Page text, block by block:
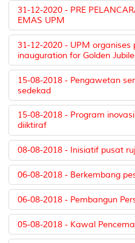
31-12-2020 - PRE
EMAS UPM
31-12-2020 - UPM
inauguration for Golden
15-08-2018 - Pengawetan
sedekad
15-08-2018 - Program
diiktiraf
08-08-2018 - Inisiatif pusat
06-08-2018 - Berkembang
06-08-2018 - Pembangun
05-08-2018 - Kawal